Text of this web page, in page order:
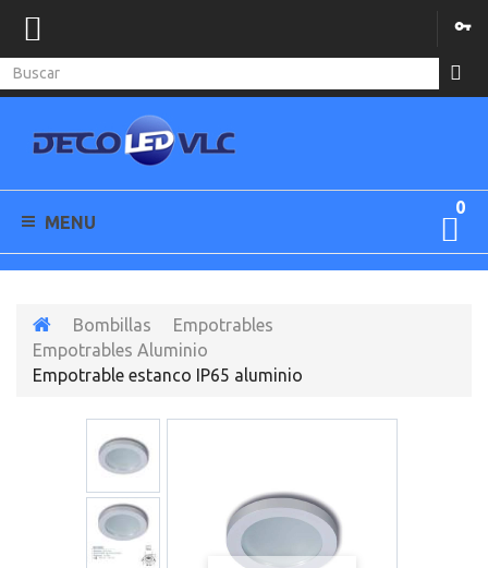
0
MENU
Bombillas
Empotrables
Empotrables Aluminio
Empotrable estanco IP65 aluminio